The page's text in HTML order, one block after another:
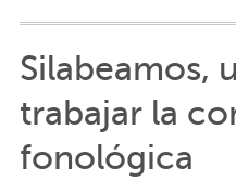
Silabeamos,
trabajar la
fonológica